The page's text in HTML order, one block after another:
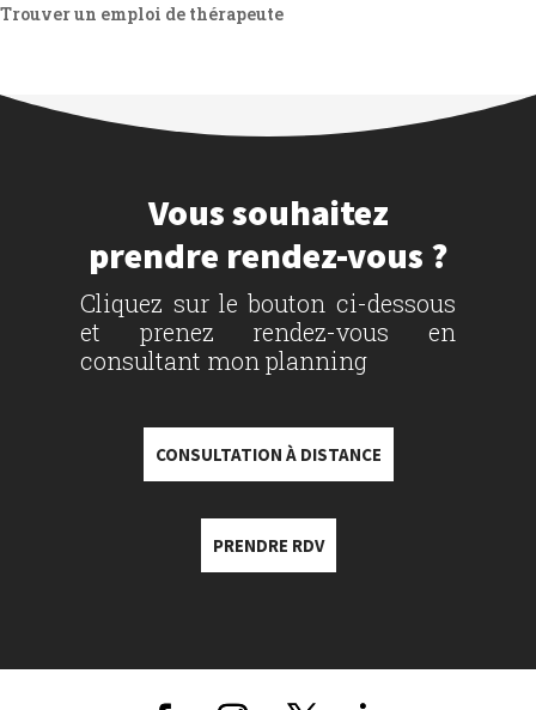
Trouver un emploi de thérapeute
Vous souhaitez
prendre rendez-vous ?
Cliquez sur le bouton ci-dessous
et prenez rendez-vous en
consultant mon planning
CONSULTATION À DISTANCE
PRENDRE RDV